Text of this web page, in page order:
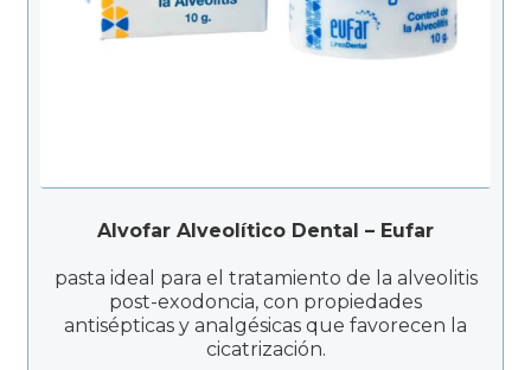
Alvofar Alveolítico Dental – Eufar
pasta ideal para el tratamiento de la alveolitis
post-exodoncia, con propiedades
antisépticas y analgésicas que favorecen la
cicatrización.